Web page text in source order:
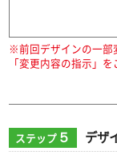
※前回デザインの一部
「変更内容の指示」を
ステップ５ デザ